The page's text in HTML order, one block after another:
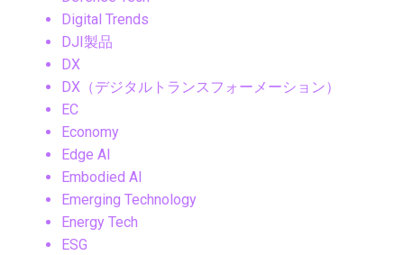
Digital Trends
DJI製品
DX
DX（デジタルトランスフォーメーション）
EC
Economy
Edge AI
Embodied AI
Emerging Technology
Energy Tech
ESG